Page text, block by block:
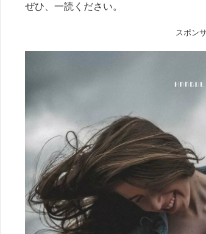
ぜひ、一読ください。
スポン